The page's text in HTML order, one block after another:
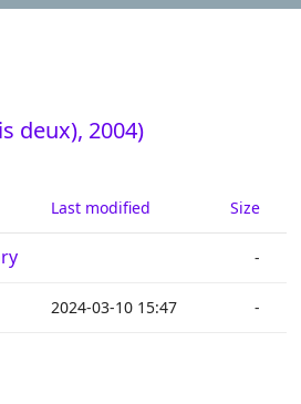
deux), 2004)
Last modified Size
-
2024-03-10 15:47 -